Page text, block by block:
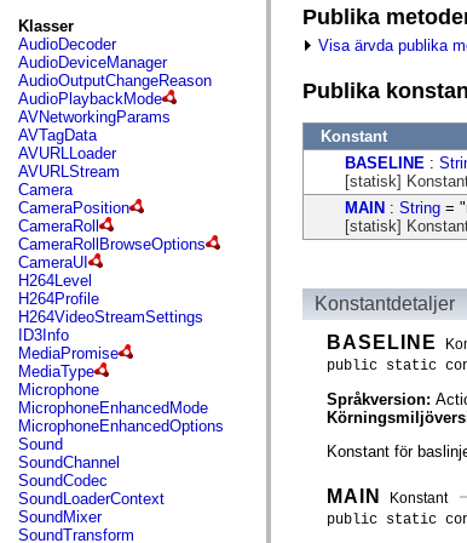
fl.ik
fl.lang
fl.livepreview
fl.managers
fl.motion
fl.motion.easing
fl.rsl
fl.text
fl.transitions
fl.transitions.easing
fl.video
flash.accessibility
flash.concurrent
flash.crypto
flash.data
flash.desktop
flash.display
flash.display3D
flash.display3D.textures
flash.errors
flash.events
flash.external
flash.filesystem
flash.filters
flash.geom
flash.globalization
flash.html
flash.media
flash.net
Klasser
AudioDecoder
AudioDeviceManager
AudioOutputChangeReason
AudioPlaybackMode
AVNetworkingParams
AVTagData
AVURLLoader
AVURLStream
Camera
CameraPosition
CameraRoll
CameraRollBrowseOptions
CameraUI
H264Level
H264Profile
H264VideoStreamSettings
ID3Info
MediaPromise
MediaType
Microphone
MicrophoneEnhancedMode
MicrophoneEnhancedOptions
Sound
SoundChannel
SoundCodec
SoundLoaderContext
SoundMixer
SoundTransform
Publika
Visa ärvda publika
Publika
Konstant
BASELINE :
[statisk]
MAIN : String =
[statisk]
Konstantdetaljer
BASELINE
public static
Språkversion:
Konstant för
MAIN
Konstant
public static